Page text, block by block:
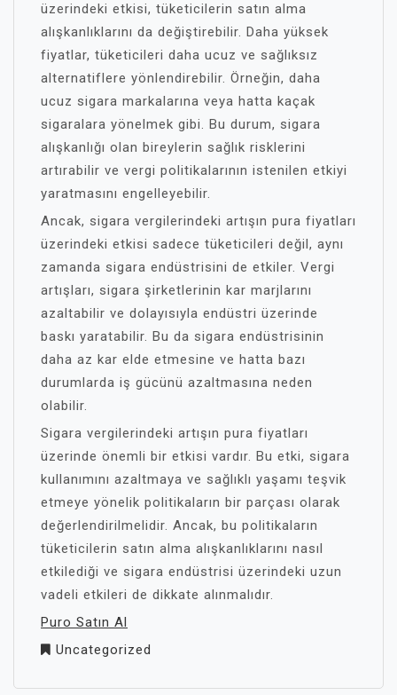
üzerindeki etkisi, tüketicilerin satın alma
alışkanlıklarını da değiştirebilir. Daha yüksek
fiyatlar, tüketicileri daha ucuz ve sağlıksız
alternatiflere yönlendirebilir. Örneğin, daha
ucuz sigara markalarına veya hatta kaçak
sigaralara yönelmek gibi. Bu durum, sigara
alışkanlığı olan bireylerin sağlık risklerini
artırabilir ve vergi politikalarının istenilen etkiyi
yaratmasını engelleyebilir.
Ancak, sigara vergilerindeki artışın pura fiyatları
üzerindeki etkisi sadece tüketicileri değil, aynı
zamanda sigara endüstrisini de etkiler. Vergi
artışları, sigara şirketlerinin kar marjlarını
azaltabilir ve dolayısıyla endüstri üzerinde
baskı yaratabilir. Bu da sigara endüstrisinin
daha az kar elde etmesine ve hatta bazı
durumlarda iş gücünü azaltmasına neden
olabilir.
Sigara vergilerindeki artışın pura fiyatları
üzerinde önemli bir etkisi vardır. Bu etki, sigara
kullanımını azaltmaya ve sağlıklı yaşamı teşvik
etmeye yönelik politikaların bir parçası olarak
değerlendirilmelidir. Ancak, bu politikaların
tüketicilerin satın alma alışkanlıklarını nasıl
etkilediği ve sigara endüstrisi üzerindeki uzun
vadeli etkileri de dikkate alınmalıdır.
Puro Satın Al
Uncategorized